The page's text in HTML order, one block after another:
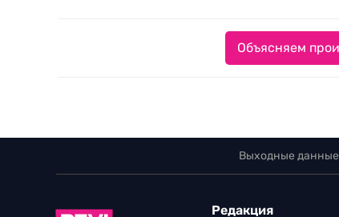
Объясняем
Выходные
Редакция